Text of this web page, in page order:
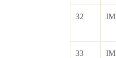
32
33